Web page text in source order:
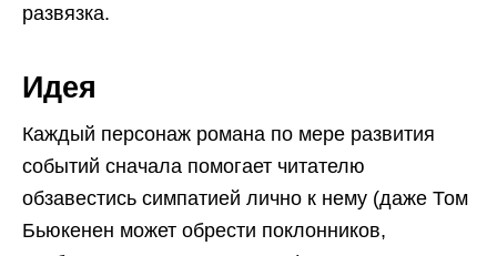
развязка.
Идея
Каждый персонаж романа по мере развития
событий сначала помогает читателю
обзавестись симпатией лично к нему (даже Том
Бьюкенен может обрести поклонников,